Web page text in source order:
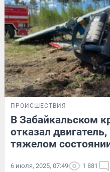
ПРОИСШЕСТВИЯ
В Забайкальском
отказал
тяжелом
6 июля, 2025, 07:49 1 881